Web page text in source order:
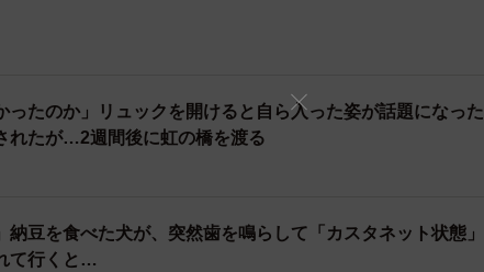
宅近くの地域猫の餌やり場所に行き、撮影をしたのです。餌
手伝いなどもしてました。
。
ではなく野良猫でしたが、こういう子が餌やり場所に来た
うに餌やりをしつつ、親しくなって気心が知れて来てか
域猫にするのがいつもの流れなのです。しかし子連れの母猫
っている途中でした。
ったのか」リュックを開けると自ら入った姿が話題になった
れたが…2週間後に虹の橋を渡る
納豆を食べた犬が、突然歯を鳴らして「カスタネット状態」
て行くと…